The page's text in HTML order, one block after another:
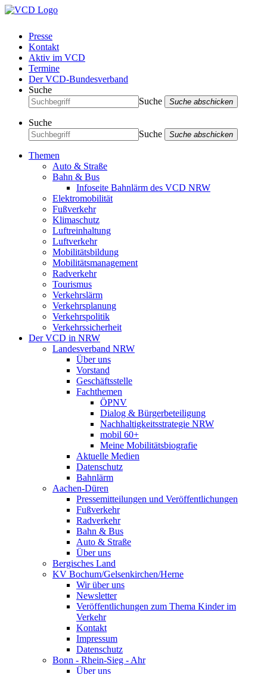
Presse
Kontakt
Aktiv im VCD
Termine
Der VCD-Bundesverband
Suche
Suche
Suche abschicken
Suche
Suche
Suche abschicken
Themen
Auto & Straße
Bahn & Bus
Infoseite Bahnlärm des VCD NRW
Elektromobilität
Fußverkehr
Klimaschutz
Luftreinhaltung
Luftverkehr
Mobilitätsbildung
Mobilitätsmanagement
Radverkehr
Tourismus
Verkehrslärm
Verkehrsplanung
Verkehrspolitik
Verkehrssicherheit
Der VCD in NRW
Landesverband NRW
Über uns
Vorstand
Geschäftsstelle
Fachthemen
ÖPNV
Dialog & Bürgerbeteiligung
Nachhaltigkeitsstrategie NRW
mobil 60+
Meine Mobilitätsbiografie
Aktuelle Medien
Datenschutz
Bahnlärm
Aachen-Düren
Pressemitteilungen und Veröffentlichungen
Fußverkehr
Radverkehr
Bahn & Bus
Auto & Straße
Über uns
Bergisches Land
KV Bochum/Gelsenkirchen/Herne
Wir über uns
Newsletter
Veröffentlichungen zum Thema Kinder im
Verkehr
Kontakt
Impressum
Datenschutz
Bonn - Rhein-Sieg - Ahr
Über uns